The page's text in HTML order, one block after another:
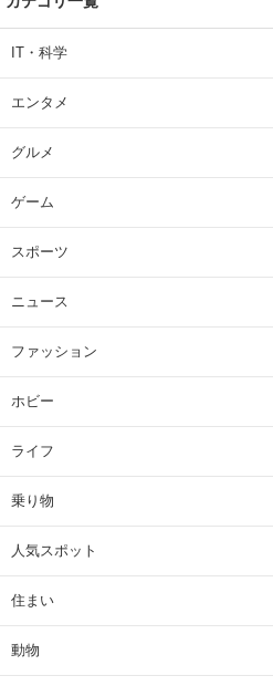
IT・科学
エンタメ
グルメ
ゲーム
スポーツ
ニュース
ファッション
ホビー
ライフ
乗り物
人気スポット
住まい
動物